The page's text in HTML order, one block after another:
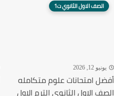
الصف الاول الثانوي ت1
يونيو 12, 2026
أفضل امتحانات علوم متكامله
الصف الاول الثانوي الترم الاول